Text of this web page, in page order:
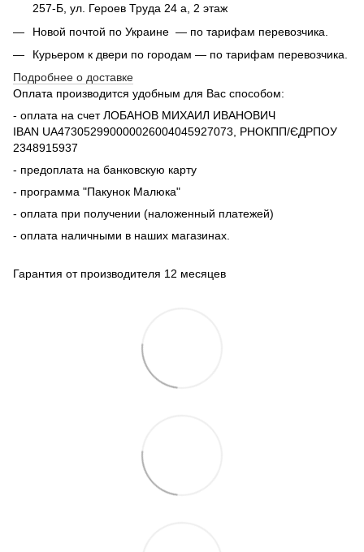
257-Б, ул. Героев Труда 24 а, 2 этаж
Новой почтой по Украине — по тарифам перевозчика.
Курьером к двери по городам — по тарифам перевозчика.
Подробнее о доставке
Оплата производится удобным для Вас способом:
- оплата на счет ЛОБАНОВ МИХАИЛ ИВАНОВИЧ
IBAN UA473052990000026004045927073, РНОКПП/ЄДРПОУ
2348915937
- предоплата на банковскую карту
- программа "Пакунок Малюка"
- оплата при получении (наложенный платежей)
- оплата наличными в наших магазинах.
Гарантия от производителя 12 месяцев